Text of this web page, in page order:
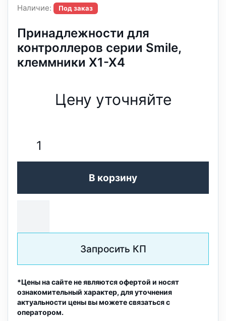
Наличие:
Под заказ
Принадлежности для
контроллеров серии Smile,
клеммники Х1-Х4
Цену уточняйте
В корзину
Запросить КП
*Цены на сайте не являются офертой и носят
ознакомительный характер, для уточнения
актуальности цены вы можете связаться с
оператором.